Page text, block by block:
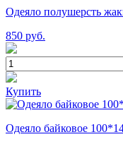
Одеяло полушерсть
850 руб.
Купить
Одеяло байковое